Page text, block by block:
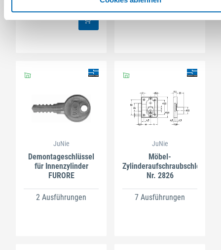
2 Ausführungen
JuNie
Demontageschlüssel
für Innenzylinder
FURORE
2 Ausführungen
JuNie
Möbel-
Zylinderaufschraubschloss
Nr. 2826
7 Ausführungen